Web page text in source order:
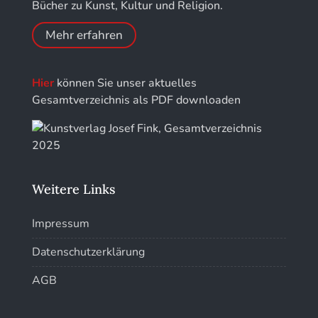
Kunstführer Sch
Kunstführer T-V
Kunstführer W
Bücher zu Kunst, Kultur und Religion.
Mehr erfahren
Hierkönnen Sie unser aktuelles
Gesamtverzeichnis als PDF downloaden
Weitere Links
Impressum
Datenschutzerklärung
AGB